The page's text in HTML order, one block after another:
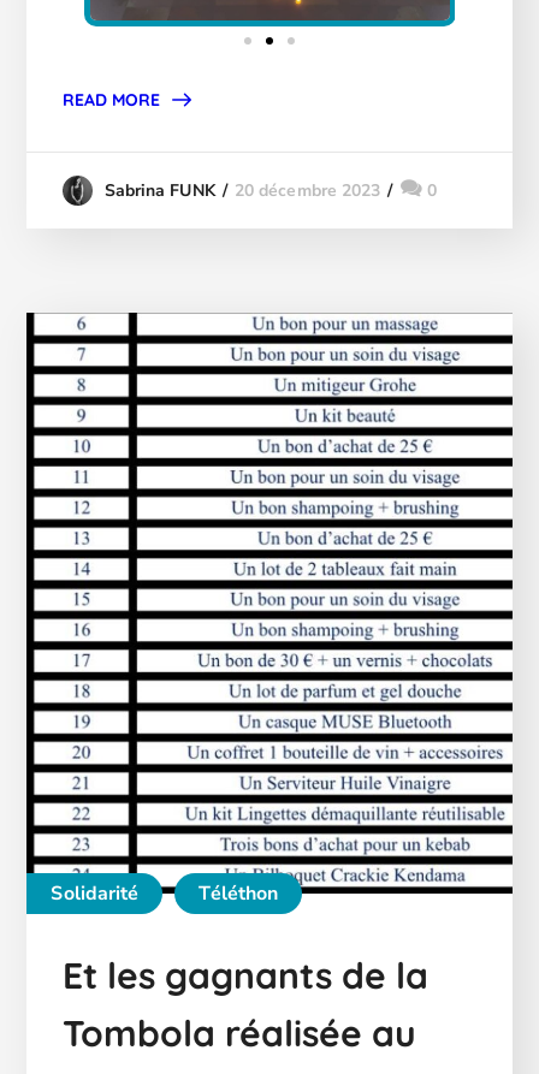
READ MORE
Sabrina FUNK 20 décembre 2023 0
Solidarité Téléthon
Et les gagnants de la
Tombola réalisée au